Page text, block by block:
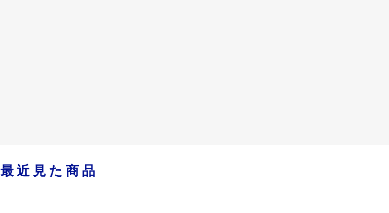
最近見た商品